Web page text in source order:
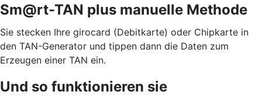
Sm@rt-TAN plus manuelle Methode
Sie stecken Ihre girocard (Debitkarte) oder Chipkarte in
den TAN-Generator und tippen dann die Daten zum
Erzeugen einer TAN ein.
Und so funktionieren sie